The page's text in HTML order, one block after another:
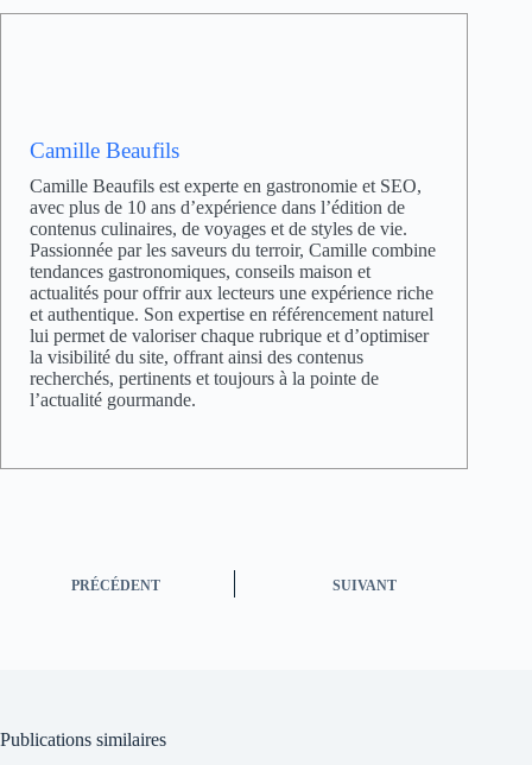
Camille Beaufils
Camille Beaufils est experte en gastronomie et SEO,
avec plus de 10 ans d’expérience dans l’édition de
contenus culinaires, de voyages et de styles de vie.
Passionnée par les saveurs du terroir, Camille combine
tendances gastronomiques, conseils maison et
actualités pour offrir aux lecteurs une expérience riche
et authentique. Son expertise en référencement naturel
lui permet de valoriser chaque rubrique et d’optimiser
la visibilité du site, offrant ainsi des contenus
recherchés, pertinents et toujours à la pointe de
l’actualité gourmande.
PRÉCÉDENT SUIVANT
Publications similaires